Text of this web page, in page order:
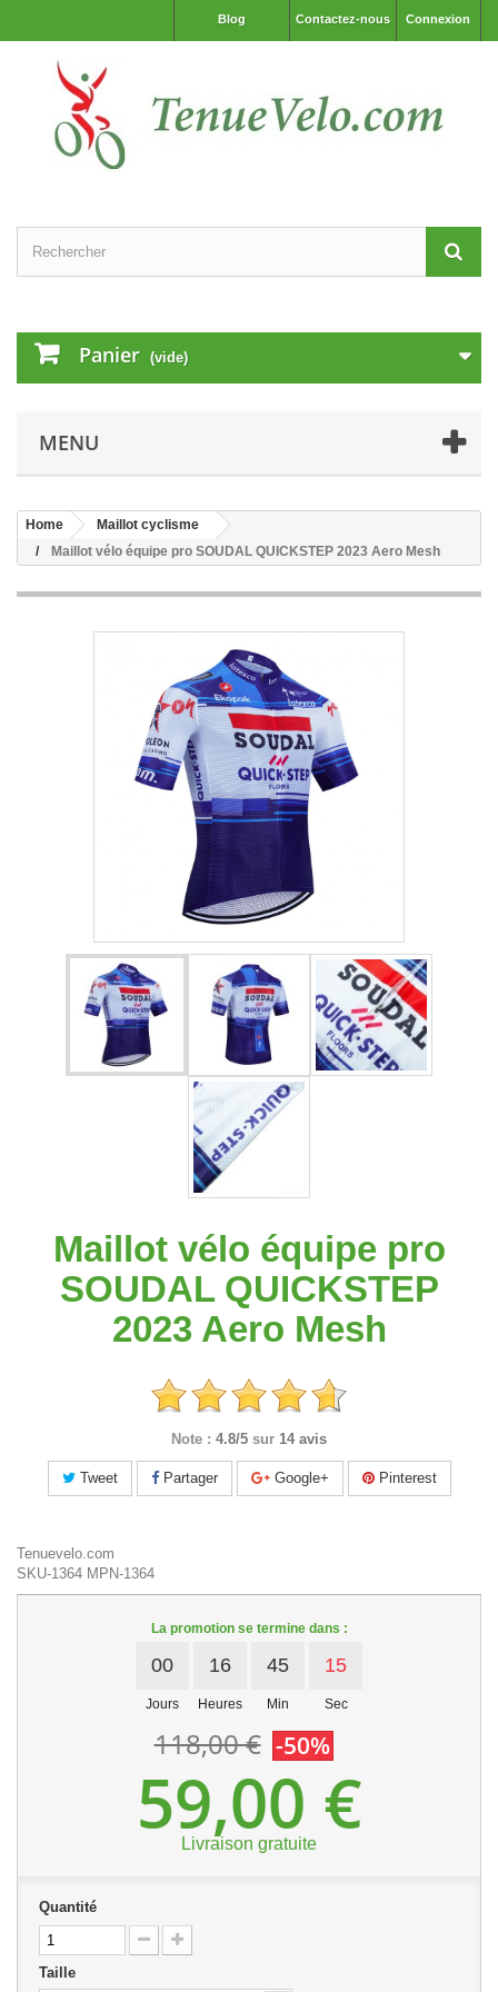
Connexion
Contactez-nous
Blog
Panier (vide)
MENU
Home
Maillot cyclisme
Maillot vélo équipe pro SOUDAL QUICKSTEP 2023 Aero Mesh
Maillot vélo équipe pro
SOUDAL QUICKSTEP
2023 Aero Mesh
Note : 4.8/5 sur 14 avis
Tweet Partager Google+ Pinterest
Tenuevelo.com
SKU-1364 MPN-1364
La promotion se termine dans :
00
Jours
16
Heures
45
Min
15
Sec
118,00 € -50%
59,00 €
Livraison gratuite
Quantité
Taille